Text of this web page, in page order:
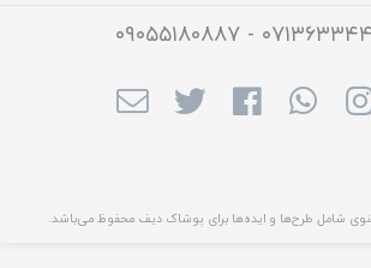
- ۰۹۰۵۵۱۸۰۸۸۷
شامل طرح‌ها و ایده‌ها برای پوشاک دیف محفوظ می‌باشد.